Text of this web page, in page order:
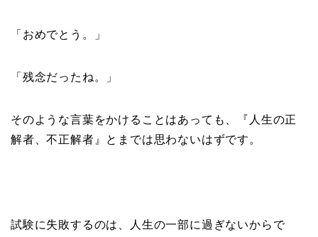
「おめでとう。」
「残念だったね。」
そのような言葉をかけることはあっても、『人生の正
解者、不正解者』とまでは思わないはずです。
試験に失敗するのは、人生の一部に過ぎないからで